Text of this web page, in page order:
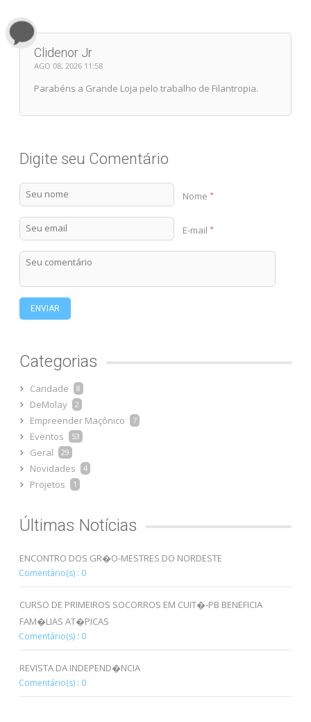
Clidenor Jr
AGO 08, 2026 11:58
Parabéns a Grande Loja pelo trabalho de Filantropia.
Digite seu Comentário
Nome *
E-mail *
ENVIAR
Categorias
Caridade 8
DeMolay 2
Empreender Maçônico 7
Eventos 53
Geral 29
Novidades 4
Projetos 1
Últimas Notícias
ENCONTRO DOS GR�O-MESTRES DO NORDESTE
Comentário(s) : 0
CURSO DE PRIMEIROS SOCORROS EM CUIT�-PB BENEFICIA
FAM�LIAS AT�PICAS
Comentário(s) : 0
REVISTA DA INDEPEND�NCIA
Comentário(s) : 0